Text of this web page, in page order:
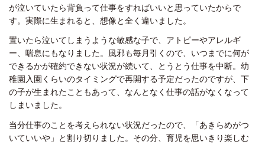
が泣いていたら背負って仕事をすればいいと思っていたからで
す。実際に生まれると、想像と全く違いました。
置いたら泣いてしまうような敏感な子で、アトピーやアレルギ
ー、喘息にもなりました。風邪も毎月引くので、いつまでに何が
できるかが確約できない状況が続いて、とうとう仕事を中断。幼
稚園入園くらいのタイミングで再開する予定だったのですが、下
の子が生まれたこともあって、なんとなく仕事の話がなくなって
しまいました。
当分仕事のことを考えられない状況だったので、「あきらめがつ
いていいや」と割り切りました。その分、育児を思いきり楽しむ